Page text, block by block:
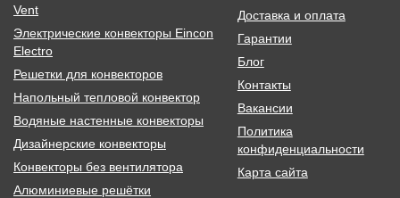
Vent
Электрические конвекторы Eincon
Electro
Решетки для конвекторов
Напольный тепловой конвектор
Водяные настенные конвекторы
Дизайнерские конвекторы
Конвекторы без вентилятора
Алюминиевые решётки
Доставка и оплата
Гарантии
Блог
Контакты
Вакансии
Политика
конфиденциальности
Карта сайта